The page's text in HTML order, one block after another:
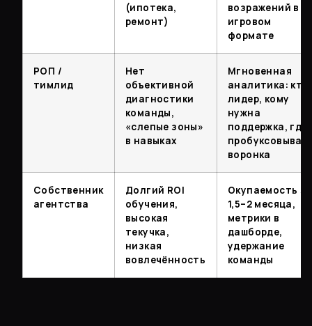
(ипотека,
ремонт)
возражений в
игровом
формате
РОП /
тимлид
Нет
объективной
диагностики
команды,
«слепые зоны»
в навыках
Мгновенная
аналитика: кто
лидер, кому
нужна
поддержка, где
воронка
Собственник
агентства
Долгий ROI
обучения,
высокая
текучка,
низкая
вовлечённость
Окупаемость за
1,5–2 месяца,
метрики в
дашборде,
удержание
команды